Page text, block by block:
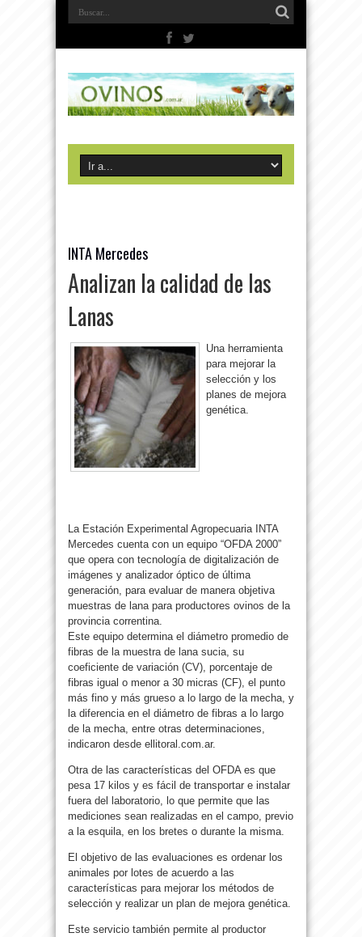
INTA Mercedes
Analizan la calidad de las
Lanas
Una herramienta
para mejorar la
selección y los
planes de mejora
genética.
La Estación Experimental Agropecuaria INTA
Mercedes cuenta con un equipo “OFDA 2000”
que opera con tecnología de digitalización de
imágenes y analizador óptico de última
generación, para evaluar de manera objetiva
muestras de lana para productores ovinos de la
provincia correntina.
Este equipo determina el diámetro promedio de
fibras de la muestra de lana sucia, su
coeficiente de variación (CV), porcentaje de
fibras igual o menor a 30 micras (CF), el punto
más fino y más grueso a lo largo de la mecha, y
la diferencia en el diámetro de fibras a lo largo
de la mecha, entre otras determinaciones,
indicaron desde ellitoral.com.ar.
Otra de las características del OFDA es que
pesa 17 kilos y es fácil de transportar e instalar
fuera del laboratorio, lo que permite que las
mediciones sean realizadas en el campo, previo
a la esquila, en los bretes o durante la misma.
El objetivo de las evaluaciones es ordenar los
animales por lotes de acuerdo a las
características para mejorar los métodos de
selección y realizar un plan de mejora genética.
Este servicio también permite al productor